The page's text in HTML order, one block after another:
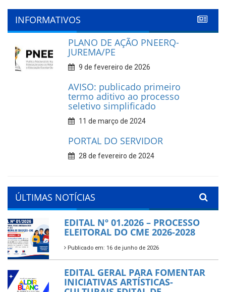
INFORMATIVOS
PLANO DE AÇÃO PNEERQ-
JUREMA/PE
9 de fevereiro de 2026
AVISO: publicado primeiro
termo aditivo ao processo
seletivo simplificado
11 de março de 2024
PORTAL DO SERVIDOR
28 de fevereiro de 2024
ÚLTIMAS NOTÍCIAS
EDITAL Nº 01.2026 – PROCESSO
ELEITORAL DO CME 2026-2028
Publicado em: 16 de junho de 2026
EDITAL GERAL PARA FOMENTAR
INICIATIVAS ARTÍSTICAS-